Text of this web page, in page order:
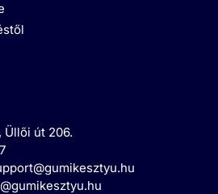
Üllői út 206.